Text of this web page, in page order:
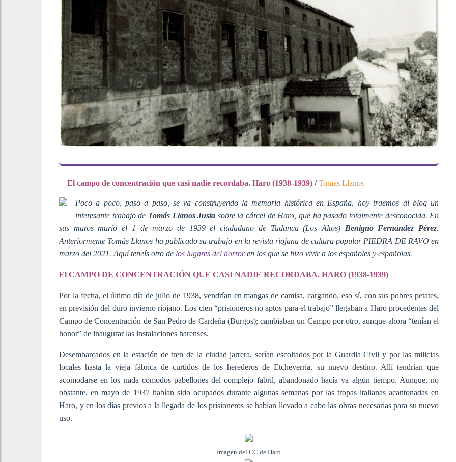
El campo de concentración que casi nadie recordaba. Haro (1938-1939) /Tomas Llanos
Poco a poco, paso a paso, se va construyendo la memoria histórica en España, hoy traemos al blog un
interesante trabajo de Tomás Llanos Justa sobre la cárcel de Haro, que ha pasado totalmente desconocida. En
sus muros murió el 1 de marzo de 1939 el ciudadano de Tudanca (Los Altos) BenignoFernández Pérez.
Anteriormente Tomás Llanos ha publicado su trabajo en la revista riojana de cultura popular PIEDRA DE RAVO en
marzo del 2021. Aquí teneís otro de los lugares del horroren los que se hizo vivir a los españoles y españolas.
El CAMPO DE CONCENTRACIÓN QUE CASI NADIE RECORDABA. HARO (1938-1939)
Por la fecha, el último día de julio de 1938, vendrían en mangas de camisa, cargando, eso sí, con sus pobres petates,
en previsión del duro invierno riojano. Los cien “prisioneros no aptos para el trabajo” llegaban a Haro procedentes del
Campo de Concentración de San Pedro de Cardeña (Burgos); cambiaban un Campo por otro, aunque ahora “tenían el
honor” de inaugurar las instalaciones harenses.
Desembarcados en la estación de tren de la ciudad jarrera, serían escoltados por la Guardia Civil y por las milicias
locales hasta la vieja fábrica de curtidos de los herederos de Etcheverría, su nuevo destino. Allí tendrían que
acomodarse en los nada cómodos pabellones del complejo fabril, abandonado hacía ya algún tiempo. Aunque, no
obstante, en mayo de 1937 habían sido ocupados durante algunas semanas por las tropas italianas acantonadas en
Haro, y en los días previos a la llegada de los prisioneros se habían llevado a cabo las obras necesarias para su nuevo
uso.
Imagen del CC de Haro